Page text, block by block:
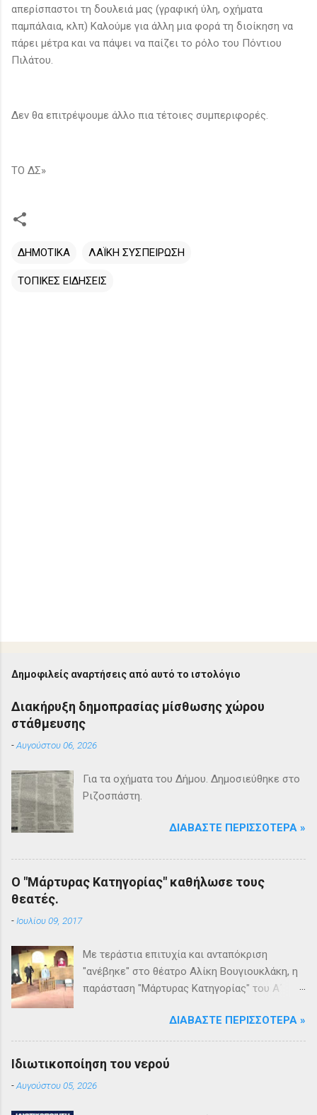
απερίσπαστοι τη δουλειά μας (γραφική ύλη, οχήματα
παμπάλαια, κλπ) Καλούμε για άλλη μια φορά τη διοίκηση να
πάρει μέτρα και να πάψει να παίζει το ρόλο του Πόντιου
Πιλάτου.
Δεν θα επιτρέψουμε άλλο πια τέτοιες συμπεριφορές.
ΤΟ ΔΣ»
ΔΗΜΟΤΙΚΑ ΛΑΪΚΗ ΣΥΣΠΕΙΡΩΣΗ
ΤΟΠΙΚΕΣ ΕΙΔΗΣΕΙΣ
Δημοφιλείς αναρτήσεις από αυτό το ιστολόγιο
Διακήρυξη δημοπρασίας μίσθωσης χώρου
στάθμευσης
-Αυγούστου 06, 2026
Για τα οχήματα του Δήμου. Δημοσιεύθηκε στο
Ριζοσπάστη.
ΔΙΑΒΆΣΤΕ ΠΕΡΙΣΣΌΤΕΡΑ »
Ο "Μάρτυρας Κατηγορίας" καθήλωσε τους
θεατές.
-Ιουλίου 09, 2017
Με τεράστια επιτυχία και ανταπόκριση
"ανέβηκε" στο θέατρο Αλίκη Βουγιουκλάκη, η
παράσταση "Μάρτυρας Κατηγορίας" του Α΄
Βριλησσίων. Το θέατρο γέμισε και πάνω από
1500 θεατές και τις δύο βραδιές απόλαυσαν
κυριολεκτικά μία σπουδαία παράσταση
υψηλής δραματουργίας. Το έργο της Αγκάθα
Κρίστι καθήλωσε τους θεατρόφιλους σε όλη
ΔΙΑΒΆΣΤΕ ΠΕΡΙΣΣΌΤΕΡΑ »
Ιδιωτικοποίηση του νερού
-Αυγούστου 05, 2026